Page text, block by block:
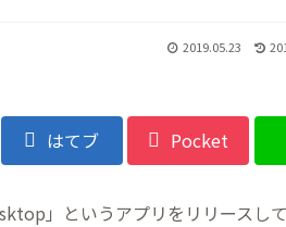
2019.05.23
はてブ Pocket
」というアプリをリリースし